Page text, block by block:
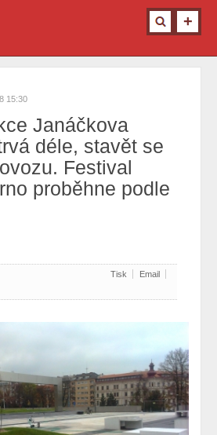
15:30
Janáčkova
déle, stavět se
Festival
proběhne podle
Tisk Email